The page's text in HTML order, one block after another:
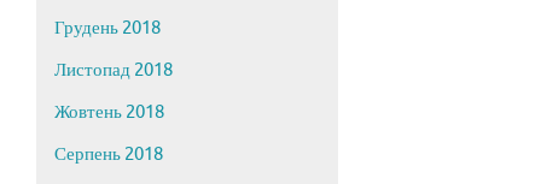
Грудень 2018
Листопад 2018
Жовтень 2018
Серпень 2018